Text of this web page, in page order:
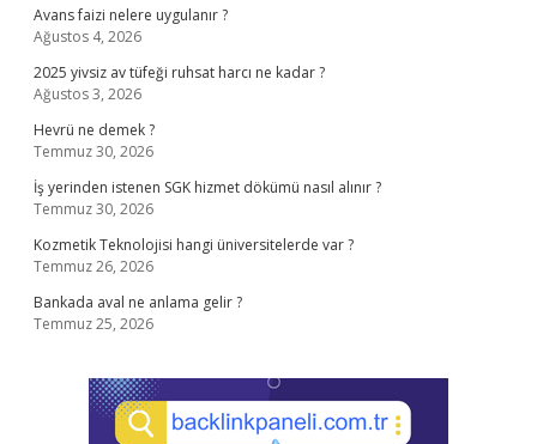
Avans faizi nelere uygulanır ?
Ağustos 4, 2026
2025 yivsiz av tüfeği ruhsat harcı ne kadar ?
Ağustos 3, 2026
Hevrü ne demek ?
Temmuz 30, 2026
İş yerinden istenen SGK hizmet dökümü nasıl alınır ?
Temmuz 30, 2026
Kozmetik Teknolojisi hangi üniversitelerde var ?
Temmuz 26, 2026
Bankada aval ne anlama gelir ?
Temmuz 25, 2026